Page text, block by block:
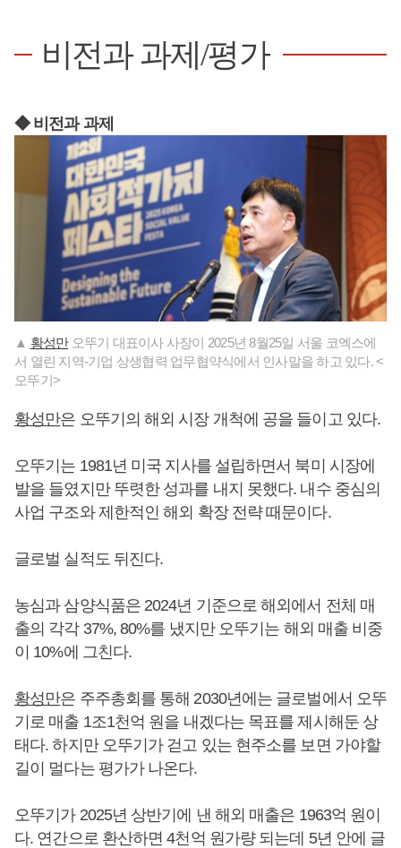
비전과 과제/평가
◆ 비전과 과제
▲ 황성만오뚜기 대표이사 사장이 2025년 8월25일 서울 코엑스에
서 열린 지역-기업 상생협력 업무협약식에서 인사말을 하고 있다. <
오뚜기>
황성만은 오뚜기의 해외 시장 개척에 공을 들이고 있다.
오뚜기는 1981년 미국 지사를 설립하면서 북미 시장에
발을 들였지만 뚜렷한 성과를 내지 못했다. 내수 중심의
사업 구조와 제한적인 해외 확장 전략 때문이다.
글로벌 실적도 뒤진다.
농심과 삼양식품은 2024년 기준으로 해외에서 전체 매
출의 각각 37%, 80%를 냈지만 오뚜기는 해외 매출 비중
이 10%에 그친다.
황성만은 주주총회를 통해 2030년에는 글로벌에서 오뚜
기로 매출 1조1천억 원을 내겠다는 목표를 제시해둔 상
태다. 하지만 오뚜기가 걷고 있는 현주소를 보면 가야할
길이 멀다는 평가가 나온다.
오뚜기가 2025년 상반기에 낸 해외 매출은 1963억 원이
다. 연간으로 환산하면 4천억 원가량 되는데 5년 안에 글